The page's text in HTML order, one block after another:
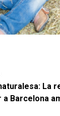
La
Barcelona